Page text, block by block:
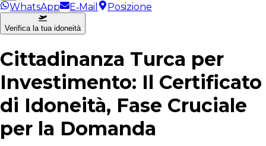
WhatsApp E‑Mail Posizione
Verifica la tua idoneità
Cittadinanza Turca per
Investimento: Il Certificato
di Idoneità, Fase Cruciale
per la Domanda